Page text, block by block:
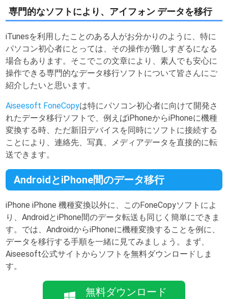
専門的なソフトにより、アイフォン データを移行
iTunesを利用したことのある人がお分かりのように、特に
パソコン初心者にとっては、その操作が難しすぎるになる
場合もあります。そこでこの文章により、素人でも安心に
操作できる専門的なデータ移行ソフトについて皆さんにご
紹介したいと思います。
Aiseesoft FoneCopyは特にパソコン初心者に向けて開発さ
れたデータ移行ソフトで、例えばiPhoneからiPhoneに機種
変換する時、ただ新旧デバイスを同時にソフトに接続する
ことにより、連絡先、写真、メディアデータを直接的に転
送できます。
AndroidとiPhone間のデータ移行
iPhone iPhone 機種変換以外に、このFoneCopyソフトによ
り、AndroidとiPhone間のデータ転送も同じく簡単にできま
す。では、AndroidからiPhoneに機種変換することを例に、
データを移行する手順を一緒に見てみましょう。まず、
Aiseesoft公式サイトからソフトを無料ダウンロードしま
す。
無料ダウンロード